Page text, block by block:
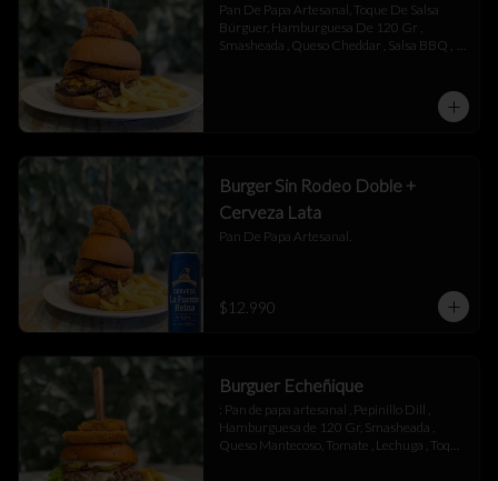
Pan De Papa Artesanal, Toque De Salsa
Búrguer, Hamburguesa De 120 Gr ,
Smasheada , Queso Cheddar , Salsa BBQ ,
Burger Sin Rodeo Doble +
Cerveza Lata
Pan De Papa Artesanal.
$12.990
Burguer Echeñique
: Pan de papa artesanal , Pepinillo Dill ,
Hamburguesa de 120 Gr, Smasheada ,
Queso Mantecoso, Tomate , Lechuga , Toque